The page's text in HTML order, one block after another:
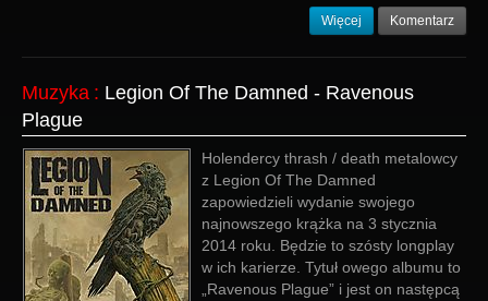
Więcej Komentarz
Muzyka : Legion Of The Damned - Ravenous
Plague
Holendercy thrash / death metalowcy
z Legion Of The Damned
zapowiedzieli wydanie swojego
najnowszego krążka na 3 stycznia
2014 roku. Będzie to szósty longplay
w ich karierze. Tytuł owego albumu to
„Ravenous Plague” i jest on następcą